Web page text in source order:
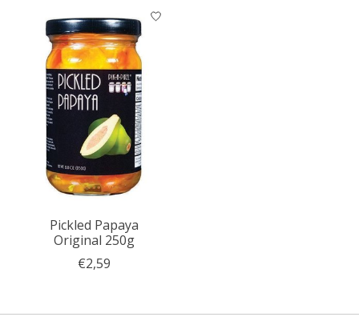
Items van productcarrousel
Pickled Papaya
Original 250g
€2,59